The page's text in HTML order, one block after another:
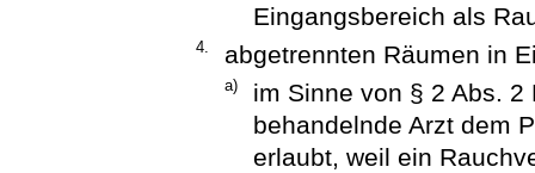
Eingangsbereich als
4. abgetrennten Räumen in
a)
im Sinne von § 2 Abs.
behandelnde Arzt dem
erlaubt, weil ein